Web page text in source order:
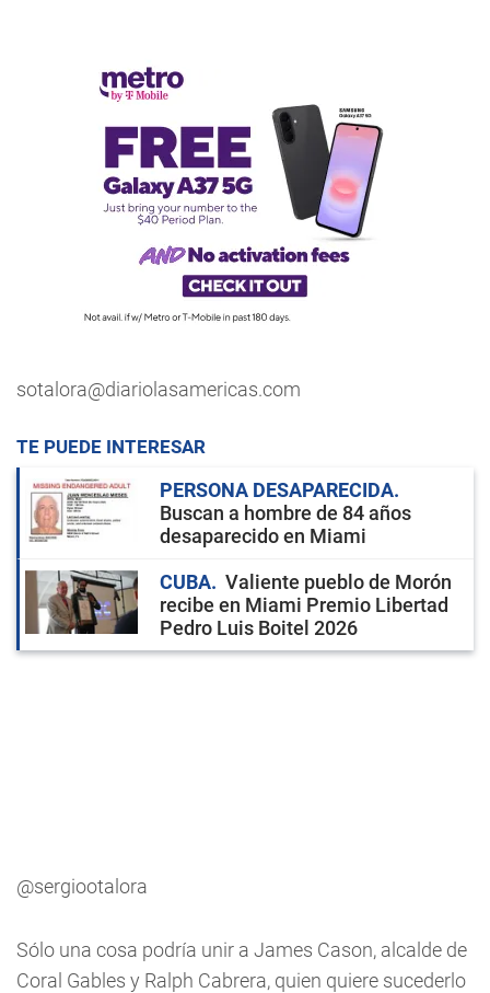
sotalora@diariolasamericas.com
TE PUEDE INTERESAR
PERSONA DESAPARECIDA
Buscan a hombre de 84 años
desaparecido en Miami
CUBA
Valiente pueblo de Morón
recibe en Miami Premio Libertad
Pedro Luis Boitel 2026
@sergiootalora
Sólo una cosa podría unir a James Cason, alcalde de
Coral Gables y Ralph Cabrera, quien quiere sucederlo